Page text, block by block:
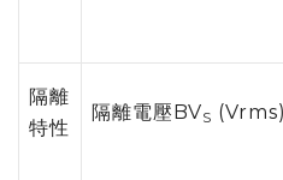
隔離
特性
隔離電壓BVS (Vrms)